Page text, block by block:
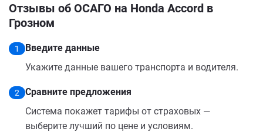
Отзывы об ОСАГО на Honda Accord в
Грозном
1
Введите данные
Укажите данные вашего транспорта и водителя.
2
Сравните предложения
Система покажет тарифы от страховых —
выберите лучший по цене и условиям.